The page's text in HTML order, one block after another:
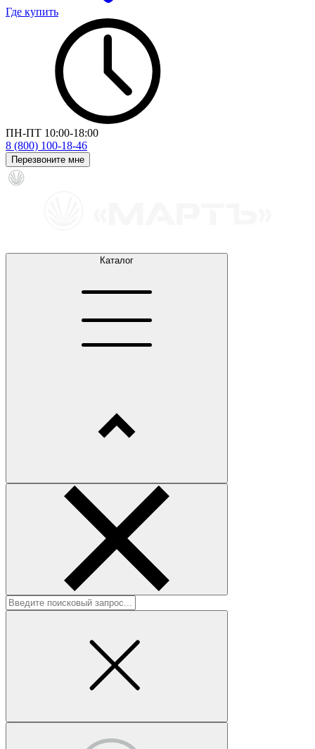
Где купить
ПН-ПТ 10:00-18:00
8 (800) 100-18-46
Перезвоните мне
Каталог